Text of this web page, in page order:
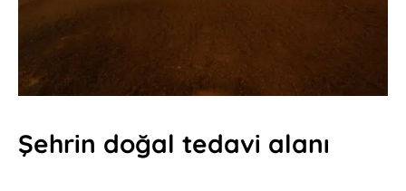
Şehrin doğal tedavi alanı